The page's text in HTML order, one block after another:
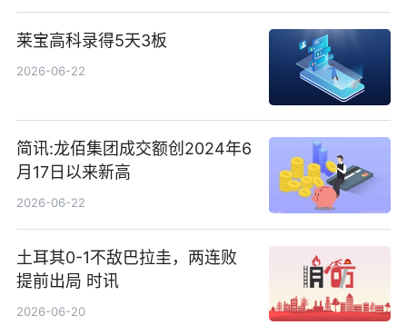
莱宝高科录得5天3板
2026-06-22
简讯:龙佰集团成交额创2024年6
月17日以来新高
2026-06-22
土耳其0-1不敌巴拉圭，两连败
提前出局 时讯
2026-06-20